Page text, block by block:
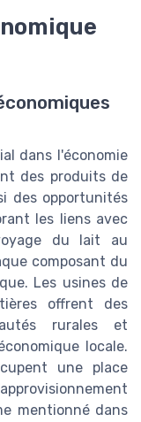
dans l'économie
des produits de
des opportunités
les liens avec
du lait au
composant du
Les usines de
offrent des
rurales et
locale.
une place
mentionné dans